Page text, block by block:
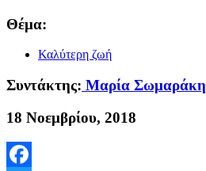
Θέμα:
Καλύτερη ζωή
Συντάκτης: Μαρία Σωμαράκη
18 Νοεμβρίου, 2018